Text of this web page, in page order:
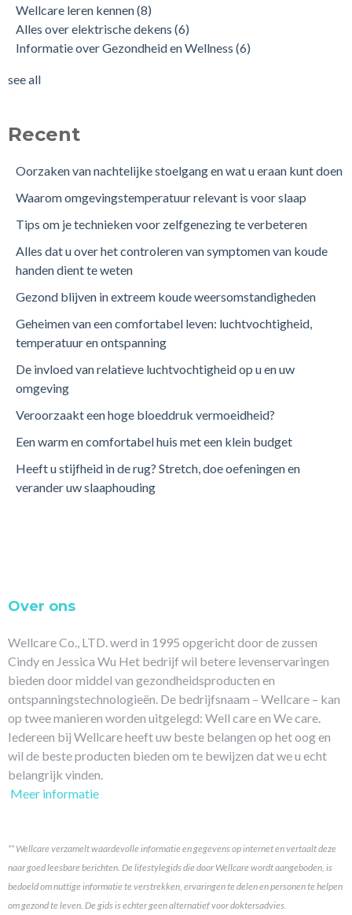
Wellcare leren kennen(8)
Alles over elektrische dekens (6)
Informatie over Gezondheid en Wellness (6)
see all
Recent
Oorzaken van nachtelijke stoelgang en wat u eraan kunt doen
Waarom omgevingstemperatuur relevant is voor slaap
Tips om je technieken voor zelfgenezing te verbeteren
Alles dat u over het controleren van symptomen van koude
handen dient te weten
Gezond blijven in extreem koude weersomstandigheden
Geheimen van een comfortabel leven: luchtvochtigheid,
temperatuur en ontspanning
De invloed van relatieve luchtvochtigheid op u en uw
omgeving
Veroorzaakt een hoge bloeddruk vermoeidheid?
Een warm en comfortabel huis met een klein budget
Heeft u stijfheid in de rug? Stretch, doe oefeningen en
verander uw slaaphouding
Over ons
Wellcare Co., LTD. werd in 1995 opgericht door de zussen
Cindy en Jessica Wu Het bedrijf wil betere levenservaringen
bieden door middel van gezondheidsproducten en
ontspanningstechnologieën. De bedrijfsnaam – Wellcare – kan
op twee manieren worden uitgelegd: Well care en We care.
Iedereen bij Wellcare heeft uw beste belangen op het oog en
wil de beste producten bieden om te bewijzen dat we u echt
belangrijk vinden.
Meer informatie
** Wellcare verzamelt waardevolle informatie en gegevens op internet en vertaalt deze
naar goed leesbare berichten. De lifestylegids die door Wellcare wordt aangeboden, is
bedoeld om nuttige informatie te verstrekken, ervaringen te delen en personen te helpen
om gezond te leven. De gids is echter geen alternatief voor doktersadvies.